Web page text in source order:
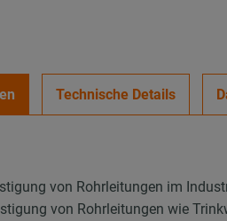
Technische Details
von Rohrleitungen im
von Rohrleitungen wie